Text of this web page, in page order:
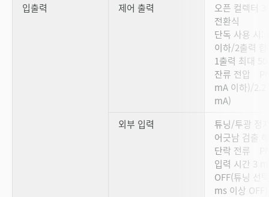
입출력
제어 출력
오픈 컬렉터
전환식
단독 사용 시:
이하/2출력
1출력 최대
잔류 전압
mA 이하)/2.2
mA)
외부 입력
튜닝/투광 정
어긋남 검출
단락 전류
입력 시간 3
OFF(튜닝 선
ms 이상 OFF)